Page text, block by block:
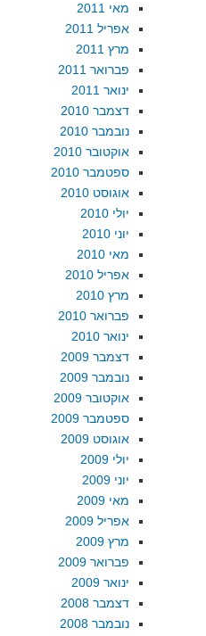
מאי 2011
אפריל 2011
מרץ 2011
פברואר 2011
ינואר 2011
דצמבר 2010
נובמבר 2010
אוקטובר 2010
ספטמבר 2010
אוגוסט 2010
יולי 2010
יוני 2010
מאי 2010
אפריל 2010
מרץ 2010
פברואר 2010
ינואר 2010
דצמבר 2009
נובמבר 2009
אוקטובר 2009
ספטמבר 2009
אוגוסט 2009
יולי 2009
יוני 2009
מאי 2009
אפריל 2009
מרץ 2009
פברואר 2009
ינואר 2009
דצמבר 2008
נובמבר 2008